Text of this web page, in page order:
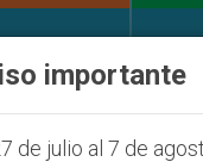
importante
de julio al 7 de